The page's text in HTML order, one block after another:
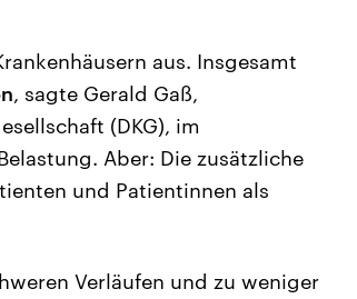
aus. Insgesamt
, sagte Gerald Gaß,
(DKG), im
Aber: Die zusätzliche
und Patientinnen als
Verläufen und zu weniger